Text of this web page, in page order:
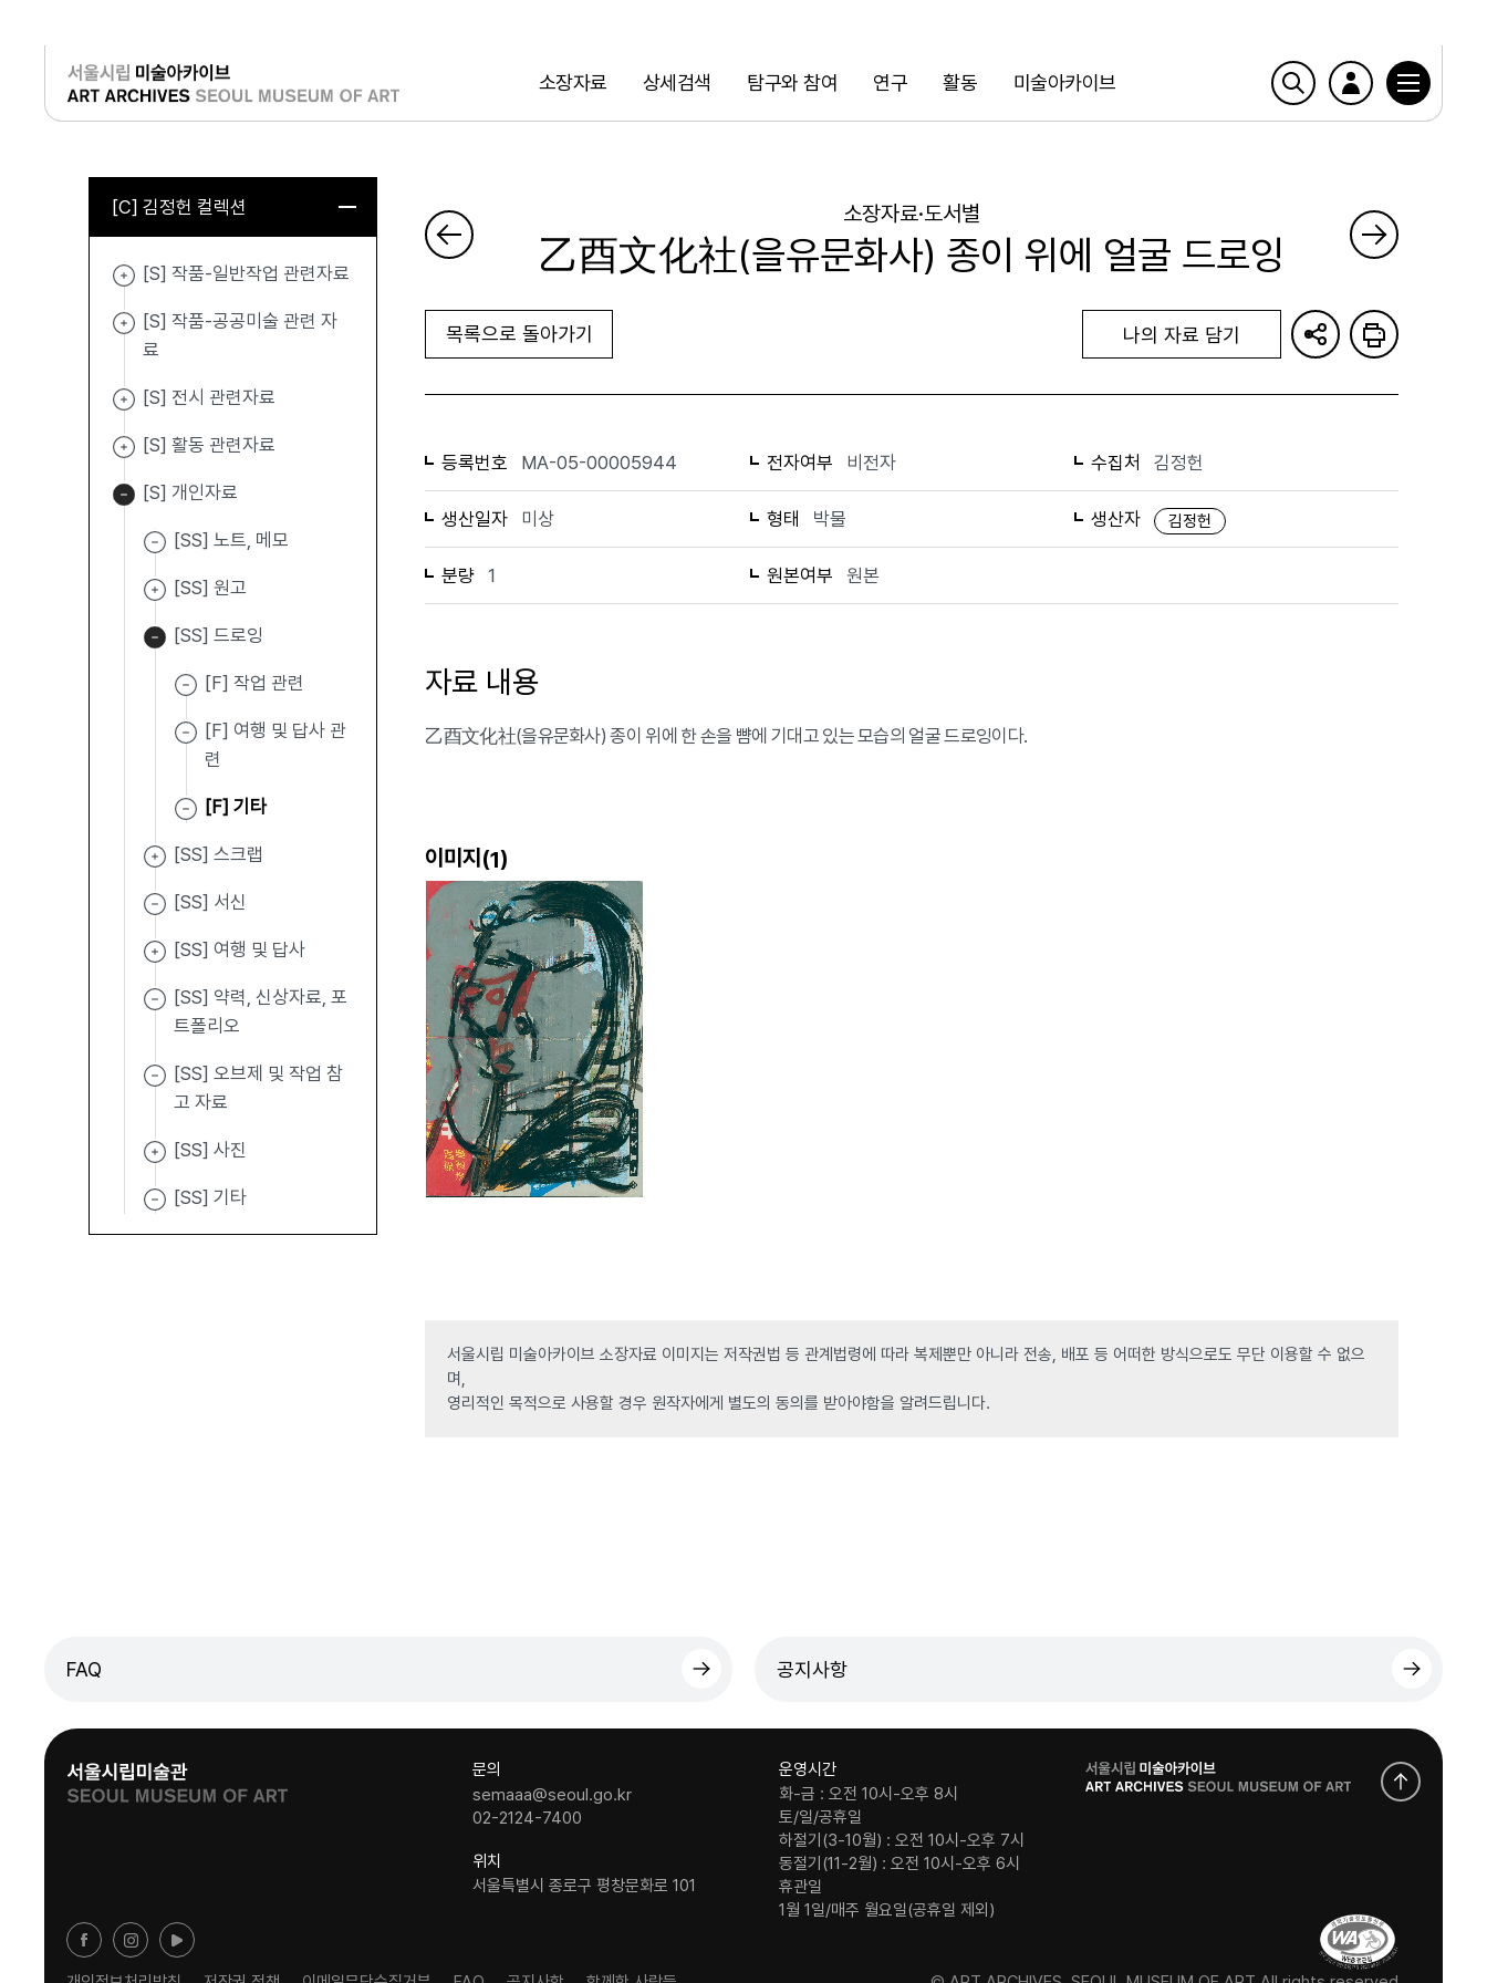
소장자료 상세검색 탐구와 참여 연구 활동 미술아카이브
검색
로그인
[C] 김정헌 컬렉션
[S] 작품-일반작업 관련자료
[S] 작품-공공미술 관련 자
료
[S] 전시 관련자료
[S] 활동 관련자료
[S] 개인자료
[SS] 노트, 메모
[SS] 원고
[SS] 드로잉
[F] 작업 관련
[F] 여행 및 답사 관
련
[F] 기타
[SS] 스크랩
[SS] 서신
[SS] 여행 및 답사
[SS] 약력, 신상자료, 포
트폴리오
[SS] 오브제 및 작업 참
고 자료
[SS] 사진
[SS] 기타
소장자료·도서별
乙酉文化社(을유문화사) 종이 위에 얼굴 드로잉
목록으로 돌아가기 나의 자료 담기
등록번호 MA-05-00005944 전자여부 비전자 수집처 김정헌
생산일자 미상 형태 박물 생산자 김정헌
분량 1 원본여부 원본
자료 내용
乙酉文化社(을유문화사) 종이 위에 한 손을 뺨에 기대고 있는 모습의 얼굴 드로잉이다.
이미지(1)
서울시립 미술아카이브 소장자료 이미지는 저작권법 등 관계법령에 따라 복제뿐만 아니라 전송, 배포 등 어떠한 방식으로도 무단 이용할 수 없으
며,
영리적인 목적으로 사용할 경우 원작자에게 별도의 동의를 받아야함을 알려드립니다.
FAQ 공지사항
문의
semaaa@seoul.go.kr
02-2124-7400
위치
서울특별시 종로구 평창문화로 101
운영시간
화-금 : 오전 10시-오후 8시
토/일/공휴일
하절기(3-10월) : 오전 10시-오후 7시
동절기(11-2월) : 오전 10시-오후 6시
휴관일
1월 1일/매주 월요일(공휴일 제외)
로
고